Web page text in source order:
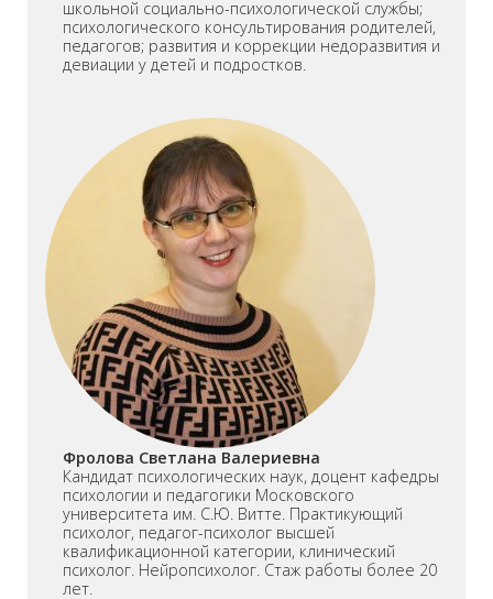
школьной социально-психологической службы;
психологического консультирования родителей,
педагогов; развития и коррекции недоразвития и
девиации у детей и подростков.
Фролова Светлана Валериевна
Кандидат психологических наук, доцент кафедры
психологии и педагогики Московского
университета им. С.Ю. Витте. Практикующий
психолог, педагог-психолог высшей
квалификационной категории, клинический
психолог. Нейропсихолог. Стаж работы более 20
лет.